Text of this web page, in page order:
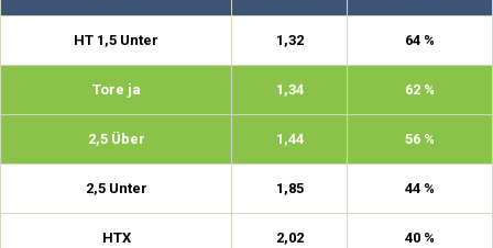
HT 1,5 Unter 1,32 64 %
Tore ja 1,34 62 %
2,5 Über 1,44 56 %
2,5 Unter 1,85 44 %
HTX 2,02 40 %